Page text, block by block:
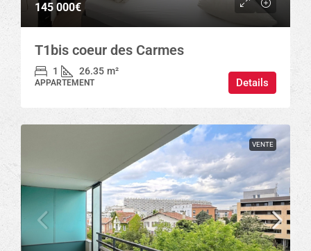
145 000€
T1bis coeur des Carmes
1 26.35 m²
APPARTEMENT Details
VENTE